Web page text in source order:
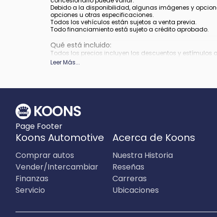
Debido a la disponibilidad, algunas imágenes y
opciones u otras especificaciones.
Todos los vehículos están sujetos a venta previa.
Todo financiamiento está sujeto a crédito aprobado.
Qué está incluido:
Todos los precios incluyen los descuentos y
depender de los períodos del programa de incentivos
Leer Más...
Page Footer
Koons Automotive
Comprar autos
Vender/Intercambiar
Finanzas
Servicio
Acerca de Koons
Nuestra Historia
Reseñas
Carreras
Ubicaciones